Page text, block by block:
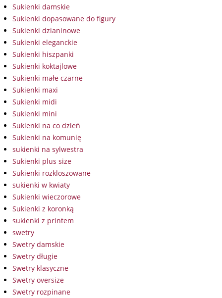
Sukienki damskie
Sukienki dopasowane do figury
Sukienki dzianinowe
Sukienki eleganckie
Sukienki hiszpanki
Sukienki koktajlowe
Sukienki małe czarne
Sukienki maxi
Sukienki midi
Sukienki mini
Sukienki na co dzień
Sukienki na komunię
sukienki na sylwestra
Sukienki plus size
Sukienki rozkloszowane
sukienki w kwiaty
Sukienki wieczorowe
Sukienki z koronką
sukienki z printem
swetry
Swetry damskie
Swetry długie
Swetry klasyczne
Swetry oversize
Swetry rozpinane